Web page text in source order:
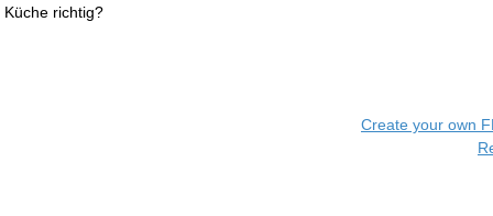
Küche richtig?
Create your own